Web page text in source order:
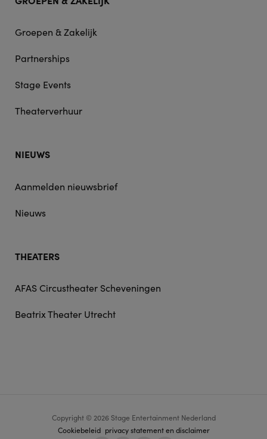
Groepen & Zakelijk
Partnerships
Stage Events
Theaterverhuur
NIEUWS
Aanmelden nieuwsbrief
Nieuws
THEATERS
AFAS Circustheater Scheveningen
Beatrix Theater Utrecht
Copyright © 2026 Stage Entertainment Nederland
Footer
Cookiebeleid privacy statement en disclaimer